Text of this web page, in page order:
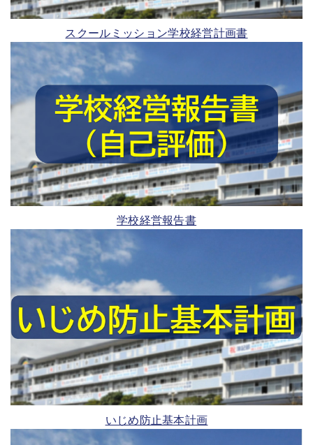
スクールミッション学校経営計画書
学校経営報告書
いじめ防止基本計画